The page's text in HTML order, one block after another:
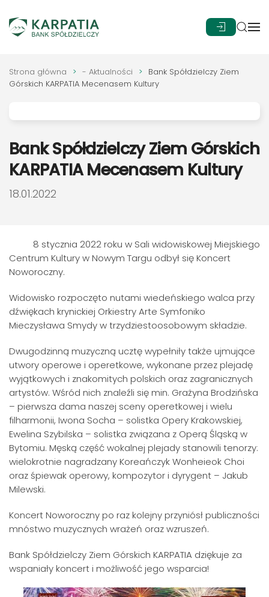
Przejdź do głównej treści
Strona główna - Aktualności
Bank Spółdzielczy Ziem
Górskich KARPATIA Mecenasem Kultury
Bank Spółdzielczy Ziem Górskich
KARPATIA Mecenasem Kultury
DATA PUBLIKACJI:
18.01.2022
8 stycznia 2022 roku w Sali widowiskowej Miejskiego
Centrum Kultury w Nowym Targu odbył się Koncert
Noworoczny.
Widowisko rozpoczęto nutami wiedeńskiego walca przy
dźwiękach krynickiej Orkiestry Arte Symfoniko
Mieczysława Smydy w trzydziestoosobowym składzie.
Dwugodzinną muzyczną ucztę wypełniły także ujmujące
utwory operowe i operetkowe, wykonane przez plejadę
wyjątkowych i znakomitych polskich oraz zagranicznych
artystów. Wśród nich znaleźli się min. Grażyna Brodzińska
– pierwsza dama naszej sceny operetkowej i wielu
filharmonii, Iwona Socha – solistka Opery Krakowskiej,
Ewelina Szybilska – solistka związana z Operą Śląską w
Bytomiu. Męską część wokalnej plejady stanowili tenorzy:
wielokrotnie nagradzany Koreańczyk Wonheieok Choi
oraz śpiewak operowy, kompozytor i dyrygent – Jakub
Milewski.
Koncert Noworoczny po raz kolejny przyniósł publiczności
mnóstwo muzycznych wrażeń oraz wzruszeń.
Bank Spółdzielczy Ziem Górskich KARPATIA dziękuje za
wspaniały koncert i możliwość jego wsparcia!